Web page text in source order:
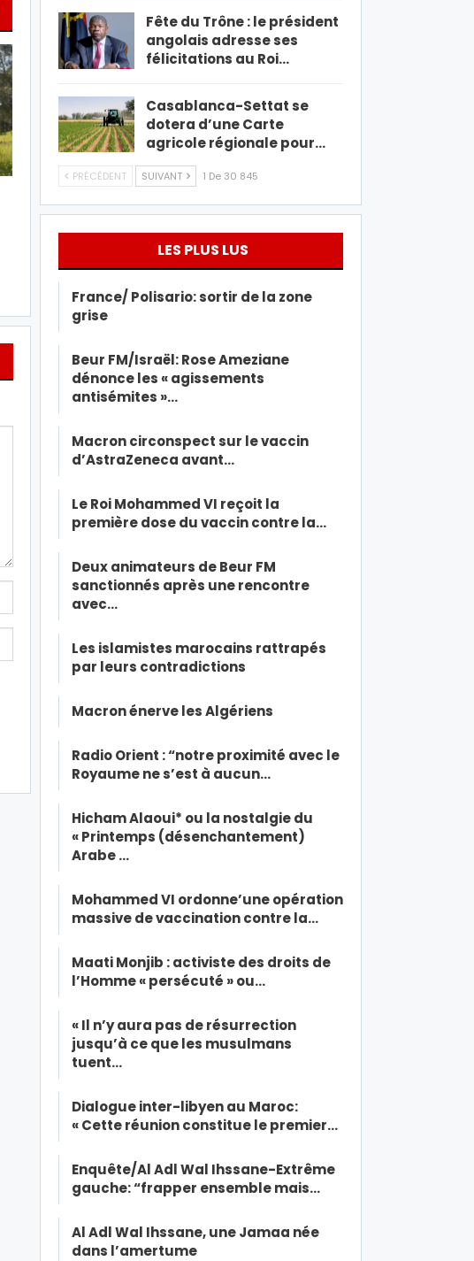
Fête du Trône : le président
angolais adresse ses
félicitations au Roi…
Casablanca-Settat se
dotera d’une Carte
agricole régionale pour…
PRÉCÉDENT SUIVANT 1 De 30 845
LES PLUS LUS
France/ Polisario: sortir de la zone
grise
Beur FM/Israël: Rose Ameziane
dénonce les « agissements
antisémites »…
Macron circonspect sur le vaccin
d’AstraZeneca avant…
Le Roi Mohammed VI reçoit la
première dose du vaccin contre la…
Deux animateurs de Beur FM
sanctionnés après une rencontre
avec…
Les islamistes marocains rattrapés
par leurs contradictions
Macron énerve les Algériens
Radio Orient : “notre proximité avec le
Royaume ne s’est à aucun…
Hicham Alaoui* ou la nostalgie du
« Printemps (désenchantement)
Arabe …
Mohammed VI ordonne’une opération
massive de vaccination contre la…
Maati Monjib : activiste des droits de
l’Homme « persécuté » ou…
« Il n’y aura pas de résurrection
jusqu’à ce que les musulmans
tuent…
Dialogue inter-libyen au Maroc:
« Cette réunion constitue le premier…
Enquête/Al Adl Wal Ihssane-Extrême
gauche: “frapper ensemble mais…
Al Adl Wal Ihssane, une Jamaa née
dans l’amertume